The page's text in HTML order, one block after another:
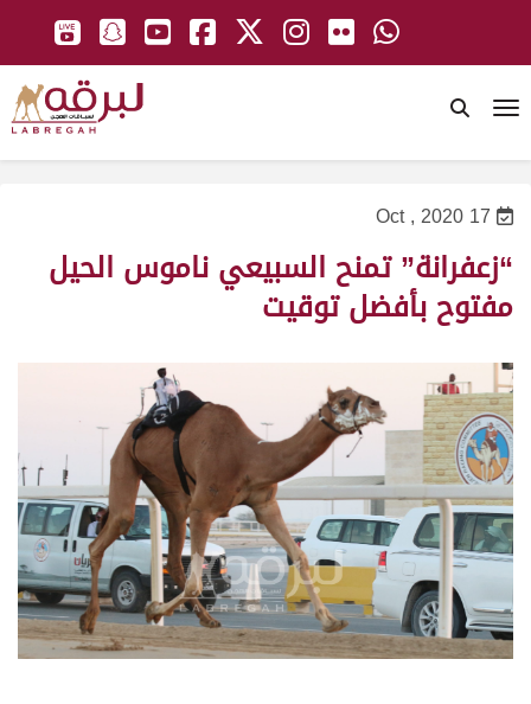
17 Oct , 2020
“زعفرانة” تمنح السبيعي ناموس الحيل
مفتوح بأفضل توقيت